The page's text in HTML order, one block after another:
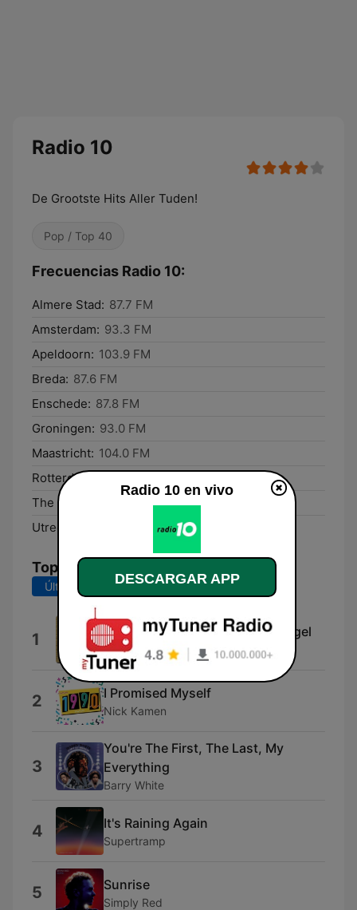
Radio 10
De Grootste Hits Aller Tuden!
Pop / Top 40
Frecuencias Radio 10:
Almere Stad: 87.7 FM
Amsterdam: 93.3 FM
Apeldoorn: 103.9 FM
Breda: 87.6 FM
Enschede: 87.8 FM
Groningen: 93.0 FM
Maastricht: 104.0 FM
Rotterdam:
The Hague:
Utrecht:
Top Canciones
Últimos 7 días Últimos 30 días
1 Heaven Must Be Missing An Angel
Tavares
2 I Promised Myself
Nick Kamen
3
You're The First, The Last, My
Everything
Barry White
4 It's Raining Again
Supertramp
5 Sunrise
Simply Red
Radio 10 en vivo
DESCARGAR APP